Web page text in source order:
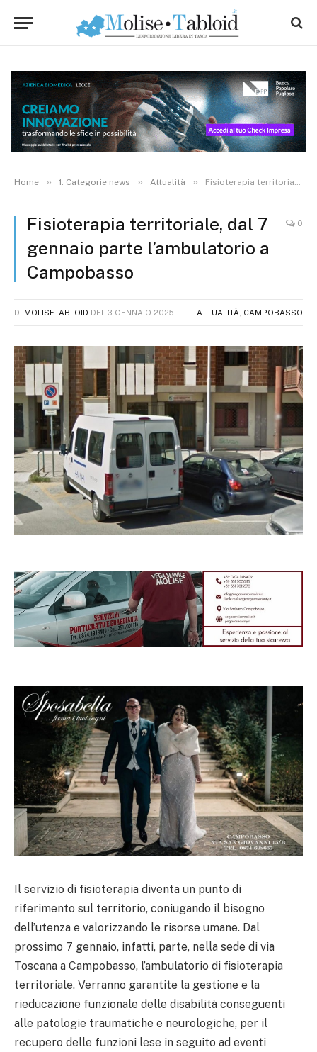
Home » 1. Categorie news » Attualità » Fisioterapia territoriale, dal 7 gennaio parte l’ambulatorio a Campobasso
Fisioterapia territoriale, dal 7
gennaio parte l’ambulatorio a
Campobasso
0
DI MOLISETABLOID DEL 3 GENNAIO 2025 ATTUALITÀ CAMPOBASSO
Il servizio di fisioterapia diventa un punto di
riferimento sul territorio, coniugando il bisogno
dell’utenza e valorizzando le risorse umane. Dal
prossimo 7 gennaio, infatti, parte, nella sede di via
Toscana a Campobasso, l’ambulatorio di fisioterapia
territoriale. Verranno garantite la gestione e la
rieducazione funzionale delle disabilità conseguenti
alle patologie traumatiche e neurologiche, per il
recupero delle funzioni lese in seguito ad eventi